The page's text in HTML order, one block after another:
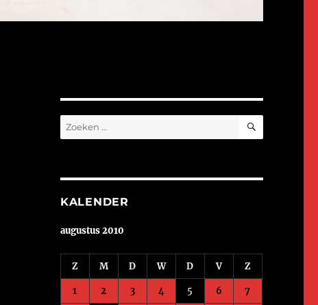
Zoeken
naar:
ZOEKEN
KALENDER
augustus 2010
Z M D W D V Z
1 2 3 4 5 6 7